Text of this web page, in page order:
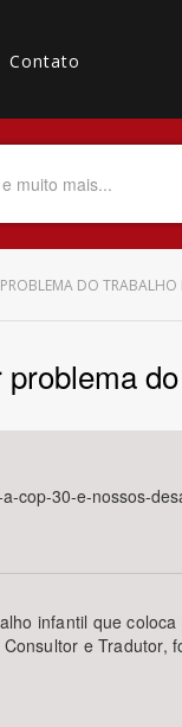
Contato
AtéDO
cop-30-e-nossos-
infantil que
e